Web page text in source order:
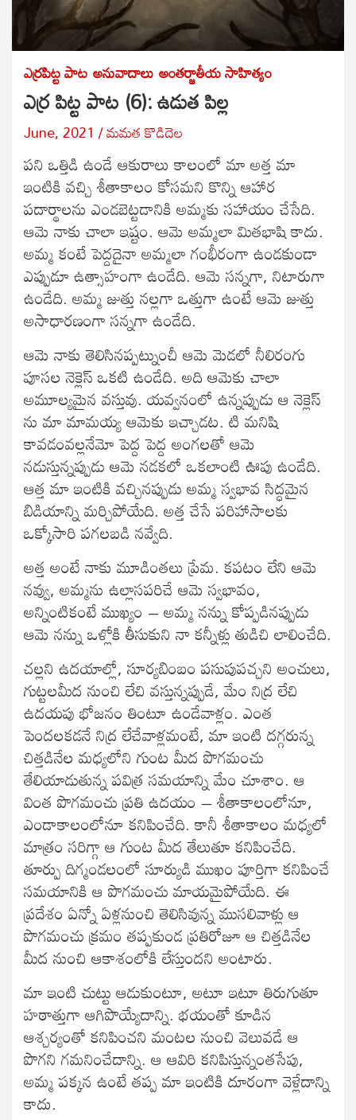
ఎర్రపిట్ట పాటఅనువాదాలుఅంతర్జాతీయ సాహిత్యం
ఎర్ర పిట్ట పాట (6): ఉడుత పిల్ల
June, 2021 మమత కొడిదెల
పని ఒత్తిడి ఉండే ఆకురాలు కాలంలో మా అత్త మా
ఇంటికి వచ్చి శీతాకాలం కోసమని కొన్ని ఆహార
పదార్థాలను ఎండబెట్టడానికి అమ్మకు సహాయం చేసేది.
ఆమె నాకు చాలా ఇష్టం. ఆమె అమ్మలా మితభాషి కాదు.
అమ్మ కంటే పెద్దదైనా అమ్మలా గంభీరంగా ఉండకుండా
ఎప్పుడూ ఉత్సాహంగా ఉండేది. ఆమె సన్నగా, నిటారుగా
ఉండేది. అమ్మ జుత్తు నల్లగా ఒత్తుగా ఉంటే ఆమె జుత్తు
అసాధారణంగా సన్నగా ఉండేది.
ఆమె నాకు తెలిసినప్పట్నుంచీ ఆమె మెడలో నీలిరంగు
పూసల నెక్లెస్ ఒకటి ఉండేది. అది ఆమెకు చాలా
అమూల్యమైన వస్తువు. యవ్వనంలో ఉన్నప్పుడు ఆ నెక్లెస్
ను మా మామయ్య ఆమెకు ఇచ్చాడట. టి మనిషి
కావడంవల్లనేమో పెద్ద పెద్ద అంగలతో ఆమె
నడుస్తున్నప్పుడు ఆమె నడకలో ఒకలాంటి ఊపు ఉండేది.
ఆత్త మా ఇంటికి వచ్చినప్పుడు అమ్మ స్వభావ సిద్ధమైన
బిడియాన్ని మర్చిపోయేది. అత్త చేసే పరిహాసాలకు
ఒక్కోసారి పగలబడి నవ్వేది.
అత్త అంటే నాకు మూడింతలు ప్రేమ. కపటం లేని ఆమె
నవ్వు, అమ్మను ఉల్లాసపరిచే ఆమె స్వభావం,
అన్నింటికంటే ముఖ్యం – అమ్మ నన్ను కోప్పడినప్పుడు
ఆమె నన్ను ఒళ్లోకి తీసుకుని నా కన్నీళ్లు తుడిచి లాలించేది.
చల్లని ఉదయాల్లో, సూర్యబింబం పసుపుపచ్చని అంచులు,
గుట్టలమీద నుంచి లేచి వస్తున్నప్పుడే, మేం నిద్ర లేచి
ఉదయపు భోజనం తింటూ ఉండేవాళ్లం. ఎంత
పెందలకడనే నిద్ర లేచేవాళ్లమంటే, మా ఇంటి దగ్గరున్న
చిత్తడినేల మధ్యలోని గుంట మీద పొగమంచు
తేలియాడుతున్న పవిత్ర సమయాన్ని మేం చూశాం. ఆ
వింత పొగమంచు ప్రతి ఉదయం – శీతాకాలంలోనూ,
ఎండాకాలంలోనూ కనిపించేది. కానీ శీతాకాలం మధ్యలో
మాత్రం సరిగ్గా ఆ గుంట మీద తేలుతూ కనిపించేది.
తూర్పు దిగ్మండలంలో సూర్యుడి ముఖం పూర్తిగా కనిపించే
సమయానికి ఆ పొగమంచు మాయమైపోయేది. ఈ
ప్రదేశం ఏన్నో ఏళ్లనుంచి తెలిసివున్న ముసలివాళ్లు ఆ
పొగమంచు క్రమం తప్పకుండ ప్రతిరోజూ ఆ చిత్తడినేల
మీద నుంచి ఆకాశంలోకి లేస్తుందని అంటారు.
మా ఇంటి చుట్టు ఆడుకుంటూ, అటూ ఇటూ తిరుగుతూ
హఠాత్తుగా ఆగిపొయ్యేదాన్ని. భయంతో కూడిన
ఆశ్చర్యంతో కనిపించని మంటల నుంచి వెలువడే ఆ
పొగని గమనించేదాన్ని. ఆ ఆవిరి కనిపిస్తున్నంతసేపు,
అమ్మ పక్కన ఉంటే తప్ప మా ఇంటికి దూరంగా వెళ్లేదాన్ని
కాదు.